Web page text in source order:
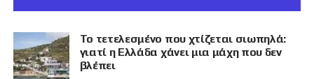
Το τετελεσμένο που χτίζεται σιωπηλά:
γιατί η Ελλάδα χάνει μια μάχη που δεν
βλέπει